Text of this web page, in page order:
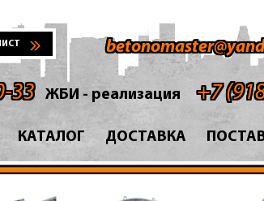
33 ЖБИ - реализация +7
КАТАЛОГ ДОСТАВКА